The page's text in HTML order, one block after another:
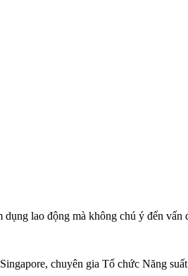
lao động mà không chú ý đến vấn
chuyên gia Tổ chức Năng